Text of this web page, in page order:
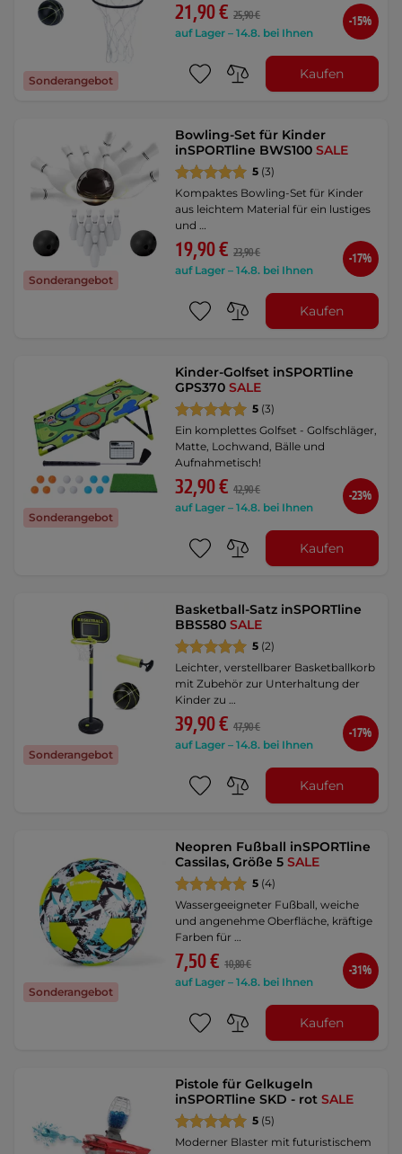
Sonderangebot
21,90 € 25,90 €
auf Lager – 14.8. bei Ihnen
-15%
Kaufen
Sonderangebot
Bowling-Set für Kinder
inSPORTline BWS100SALE
5 (3)
Kompaktes Bowling-Set für Kinder
aus leichtem Material für ein lustiges
und …
19,90 € 23,90 €
auf Lager – 14.8. bei Ihnen
-17%
Kaufen
Sonderangebot
Kinder-Golfset inSPORTline
GPS370SALE
5 (3)
Ein komplettes Golfset - Golfschläger,
Matte, Lochwand, Bälle und
Aufnahmetisch!
32,90 € 42,90 €
auf Lager – 14.8. bei Ihnen
-23%
Kaufen
Sonderangebot
Basketball-Satz inSPORTline
BBS580SALE
5 (2)
Leichter, verstellbarer Basketballkorb
mit Zubehör zur Unterhaltung der
Kinder zu …
39,90 € 47,90 €
auf Lager – 14.8. bei Ihnen
-17%
Kaufen
Sonderangebot
Neopren Fußball inSPORTline
Cassilas, Größe 5SALE
5 (4)
Wassergeeigneter Fußball, weiche
und angenehme Oberfläche, kräftige
Farben für …
7,50 € 10,80 €
auf Lager – 14.8. bei Ihnen
-31%
Kaufen
Pistole für Gelkugeln
inSPORTline SKD - rotSALE
5 (5)
Moderner Blaster mit futuristischem